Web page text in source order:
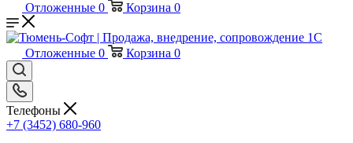
Отложенные 0 Корзина 0
Отложенные 0 Корзина 0
Телефоны
+7 (3452) 680-960